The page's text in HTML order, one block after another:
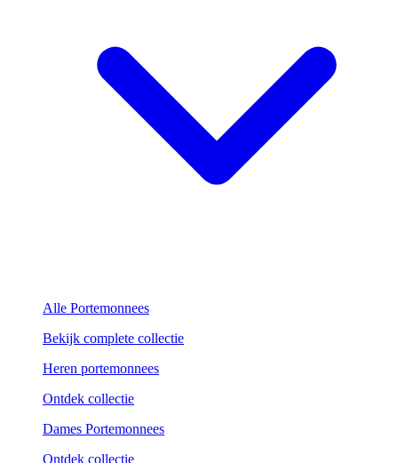
Alle Portemonnees
Bekijk complete collectie
Heren portemonnees
Ontdek collectie
Dames Portemonnees
Ontdek collectie